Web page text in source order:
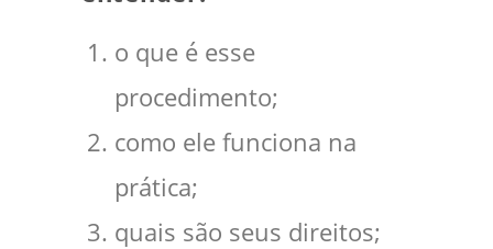
o que é esse
procedimento;
como ele funciona na
prática;
quais são seus direitos;